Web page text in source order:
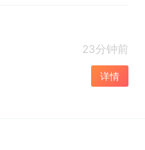
23分钟前
详情